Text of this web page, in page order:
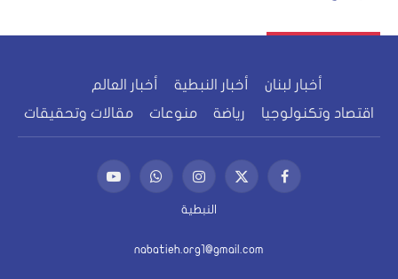
أخبار لبنان أخبار النبطية
أخبار العالم
اقتصاد وتكنولوجيا
رياضة منوعات مقالات وتحقيقات
فيسبوكX
(Twitter)
الانستغرامواتساب يوتيوب
النبطية
nabatieh.org1@gmail.com